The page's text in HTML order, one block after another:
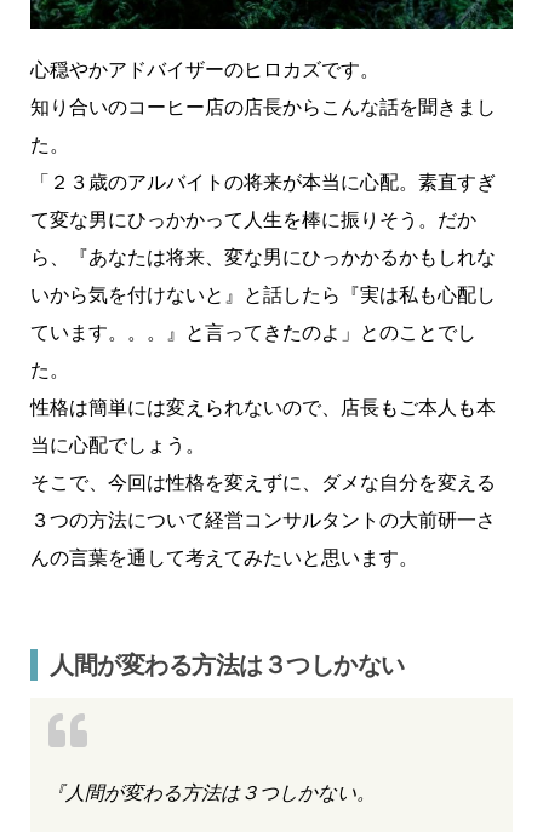
心穏やかアドバイザーのヒロカズです。
知り合いのコーヒー店の店長からこんな話を聞きまし
た。
「２３歳のアルバイトの将来が本当に心配。素直すぎ
て変な男にひっかかって人生を棒に振りそう。だか
ら、『あなたは将来、変な男にひっかかるかもしれな
いから気を付けないと』と話したら『実は私も心配し
ています。。。』と言ってきたのよ」とのことでし
た。
性格は簡単には変えられないので、店長もご本人も本
当に心配でしょう。
そこで、今回は性格を変えずに、ダメな自分を変える
３つの方法について経営コンサルタントの大前研一さ
んの言葉を通して考えてみたいと思います。
人間が変わる方法は３つしかない
『人間が変わる方法は３つしかない。